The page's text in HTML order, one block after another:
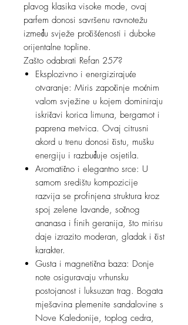
plavog klasika visoke mode, ovaj
parfem donosi savršenu ravnotežu
između svježe pročišćenosti i duboke
orijentalne topline.
Zašto odabrati Refan 257?
Eksplozivno i energizirajuće
otvaranje: Miris započinje moćnim
valom svježine u kojem dominiraju
iskričavi korica limuna, bergamot i
paprena metvica. Ovaj citrusni
akord u trenu donosi čistu, mušku
energiju i razbuđuje osjetila.
Aromatično i elegantno srce: U
samom središtu kompozicije
razvija se profinjena struktura kroz
spoj zelene lavande, sočnog
ananasa i finih geranija, što mirisu
daje izrazito moderan, gladak i čist
karakter.
Gusta i magnetična baza: Donje
note osiguravaju vrhunsku
postojanost i luksuzan trag. Bogata
mješavina plemenite sandalovine s
Nove Kaledonije, toplog cedra,